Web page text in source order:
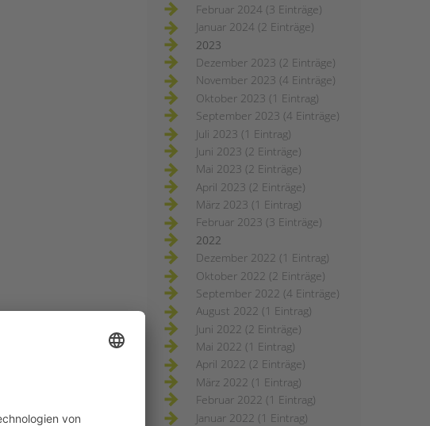
Februar 2024 (3 Einträge)
Januar 2024 (2 Einträge)
2023
Dezember 2023 (2 Einträge)
November 2023 (4 Einträge)
Oktober 2023 (1 Eintrag)
September 2023 (4 Einträge)
Juli 2023 (1 Eintrag)
Juni 2023 (2 Einträge)
Mai 2023 (2 Einträge)
April 2023 (2 Einträge)
März 2023 (1 Eintrag)
Februar 2023 (3 Einträge)
2022
Dezember 2022 (1 Eintrag)
Oktober 2022 (2 Einträge)
September 2022 (4 Einträge)
August 2022 (1 Eintrag)
Juni 2022 (2 Einträge)
Mai 2022 (1 Eintrag)
April 2022 (2 Einträge)
März 2022 (1 Eintrag)
Februar 2022 (1 Eintrag)
Januar 2022 (1 Eintrag)